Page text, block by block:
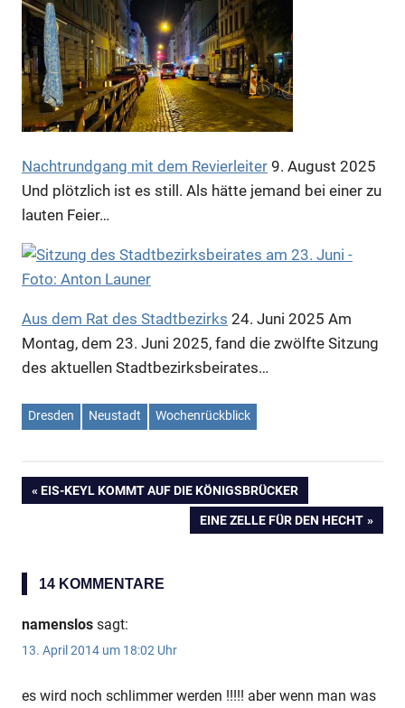
Nachtrundgang mit dem Revierleiter 9. August 2025
Und plötzlich ist es still. Als hätte jemand bei einer zu
lauten Feier…
Aus dem Rat des Stadtbezirks 24. Juni 2025 Am
Montag, dem 23. Juni 2025, fand die zwölfte Sitzung
des aktuellen Stadtbezirksbeirates…
Dresden Neustadt Wochenrückblick
Beitragsnavigation
VORHERIGER
EIS-KEYL KOMMT AUF DIE KÖNIGSBRÜCKER
NÄCHSTER
EINE ZELLE FÜR DEN HECHT
14 KOMMENTARE
namenslos sagt:
13. April 2014 um 18:02 Uhr
es wird noch schlimmer werden !!!!! aber wenn man was